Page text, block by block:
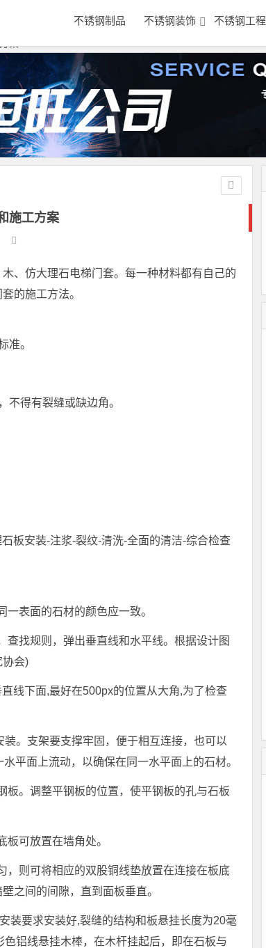
不锈钢制品 不锈钢装饰 不锈钢工程
施工方案
、仿大理石电梯门套。每一种材料都有自己的
的施工方法。
准。
不得有裂缝或缺边角。
板安装-注浆-裂纹-清洗-全面的清洁-综合检查
表面的石材的颜色应一致。
找规则，弹出垂直线和水平线。根据设计图
协会)
线下面,最好在500px的位置从大角,为了检查
。支架要支撑牢固，便于相互连接，也可以
平面上流动，以确保在同一水平面上的石材。
板。调整平钢板的位置，使平钢板的孔与石板
可放置在墙角处。
，则可将相应的双股铜线垫放置在连接在板底
之间的间隙，直到面板垂直。
装要求安装好,裂缝的结构和板悬挂长度为20毫
铝线悬挂木棒，在木杆挂起后，即在石板与